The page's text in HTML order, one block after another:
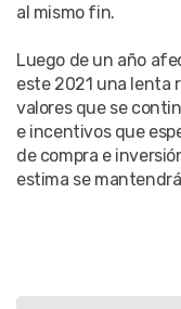
al mismo fin.
Luego de un año
este 2021 una lenta
valores que se
e incentivos que
de compra e
estima se